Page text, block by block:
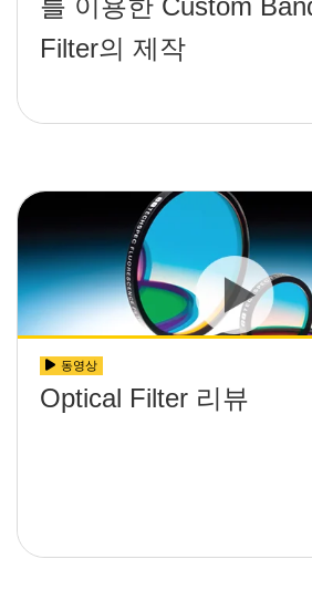
를 이용한 Custom
Filter의 제작
동영상
Optical Filter 리뷰